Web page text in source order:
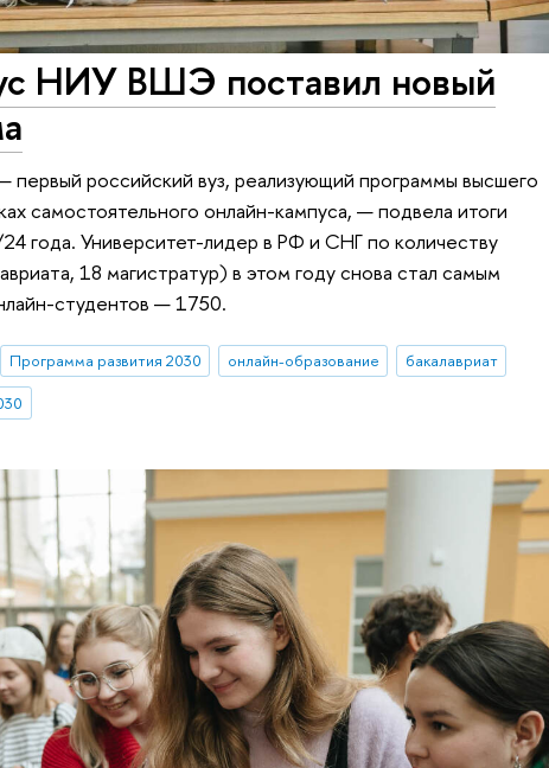
НИУ ВШЭ поставил новый
первый российский вуз, реализующий программы высшего
самостоятельного онлайн-кампуса, — подвела итоги
года. Университет-лидер в РФ и СНГ по количеству
18 магистратур) в этом году снова стал самым
студентов — 1750.
Программа развития 2030 онлайн-образование
бакалавриат